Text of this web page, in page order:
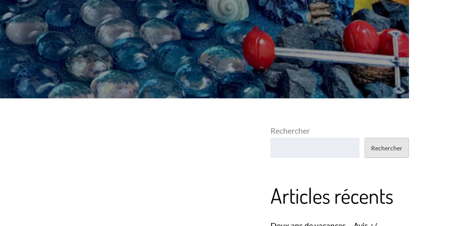
Rechercher
Rechercher
Articles récents